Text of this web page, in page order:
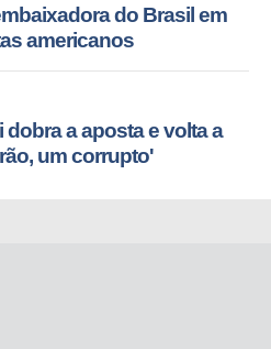
do Brasil em
americanos
dobra a aposta e volta a
um corrupto'